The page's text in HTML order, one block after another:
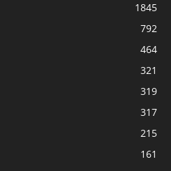
1845
792
464
321
319
317
215
161